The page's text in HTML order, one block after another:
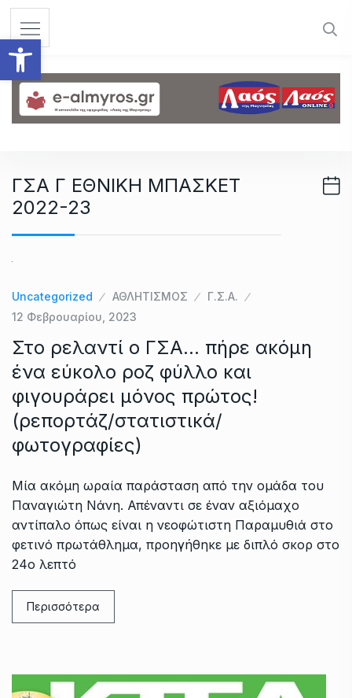
Ανοίξτε τη γραμμή
ΓΣΑ Γ ΕΘΝΙΚΗ ΜΠΑΣΚΕΤ
2022-23
Uncategorized ΑΘΛΗΤΙΣΜΟΣ
Γ.Σ.Α.
12 Φεβρουαρίου, 2023
Στο ρελαντί ο ΓΣΑ… πήρε ακόμη
ένα εύκολο ροζ φύλλο και
φιγουράρει μόνος πρώτος!
(ρεπορτάζ/στατιστικά/
φωτογραφίες)
Μία ακόμη ωραία παράσταση από την ομάδα του
Παναγιώτη Νάνη. Απέναντι σε έναν αξιόμαχο
αντίπαλο όπως είναι η νεοφώτιστη Παραμυθιά στο
φετινό πρωτάθλημα, προηγήθηκε με διπλό σκορ στο
24ο λεπτό
Περισσότερα